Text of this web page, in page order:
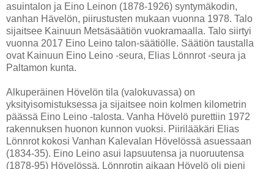
asuintalon ja Eino Leinon (1878-1926) syntymäkodin,
vanhan Hävelön, piirustusten mukaan vuonna 1978. Talo
sijaitsee Kainuun Metsäsäätiön vuokramaalla. Talo siirtyi
vuonna 2017 Eino Leino talon-säätiölle. Säätiön taustalla
ovat Kainuun Eino Leino -seura, Elias Lönnrot -seura ja
Paltamon kunta.
Alkuperäinen Hövelön tila (valokuvassa) on
yksityisomistuksessa ja sijaitsee noin kolmen kilometrin
päässä Eino Leino -talosta. Vanha Hövelö purettiin 1972
rakennuksen huonon kunnon vuoksi. Piirilääkäri Elias
Lönnrot kokosi Vanhan Kalevalan Hövelössä asuessaan
(1834-35). Eino Leino asui lapsuutensa ja nuoruutensa
(1878-95) Hövelössä. Lönnrotin aikaan Hövelö oli pieni